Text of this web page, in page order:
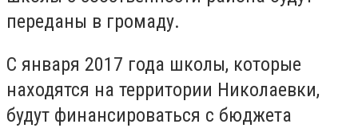
переданы в громаду.
С января 2017 года школы, которые
находятся на территории Николаевки,
будут финансироваться с бюджета